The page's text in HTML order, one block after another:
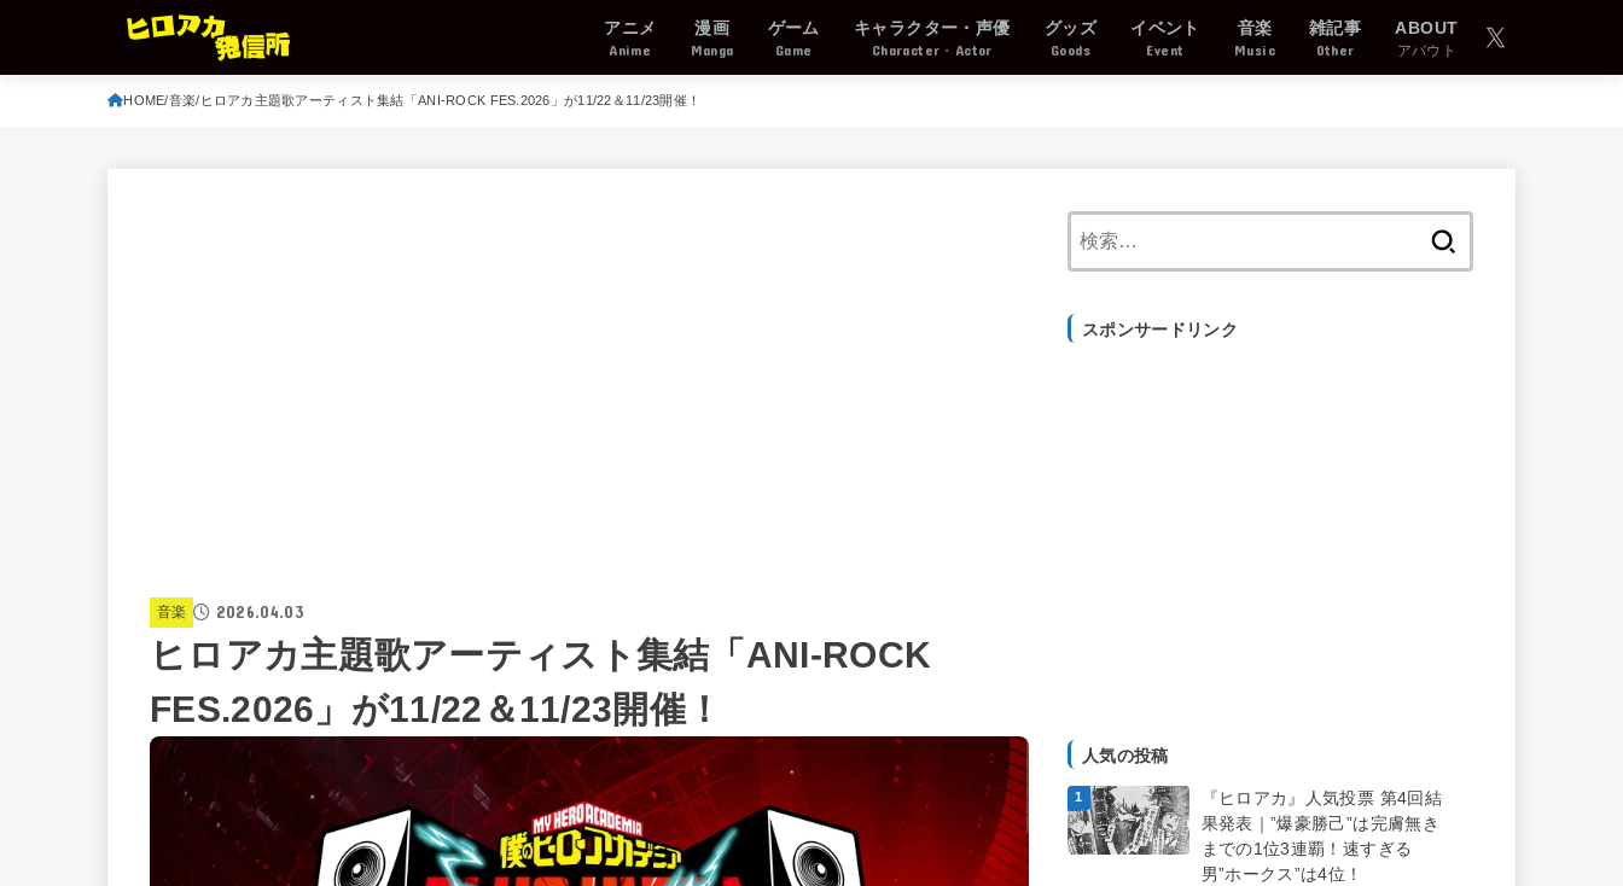
アニメ
Anime
漫画
Manga
ゲーム
Game
キャラクター・声優
Character・Actor
グッズ
Goods
イベント
Event
音楽
Music
雑記事
Other
ABOUT
アバウト
HOME 音楽 ヒロアカ主題歌アーティスト集結「ANI-ROCK FES.2026」が11/22＆11/23開催！
音楽 2026.04.03
ヒロアカ主題歌アーティスト集結「ANI-ROCK
FES.2026」が11/22＆11/23開催！
スポンサードリンク
人気の投稿
『ヒロアカ』人気投票 第4回結
果発表｜”爆豪勝己”は完膚無き
までの1位3連覇！速すぎる
男”ホークス”は4位！